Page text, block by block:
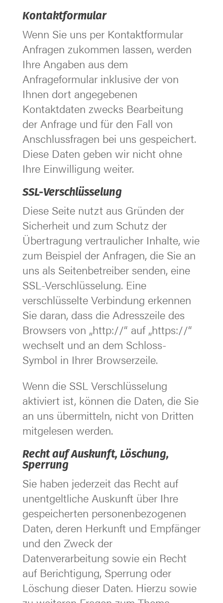
Kontaktformular
Wenn Sie uns per Kontaktformular
Anfragen zukommen lassen, werden
Ihre Angaben aus dem
Anfrageformular inklusive der von
Ihnen dort angegebenen
Kontaktdaten zwecks Bearbeitung
der Anfrage und für den Fall von
Anschlussfragen bei uns gespeichert.
Diese Daten geben wir nicht ohne
Ihre Einwilligung weiter.
SSL-Verschlüsselung
Diese Seite nutzt aus Gründen der
Sicherheit und zum Schutz der
Übertragung vertraulicher Inhalte, wie
zum Beispiel der Anfragen, die Sie an
uns als Seitenbetreiber senden, eine
SSL-Verschlüsselung. Eine
verschlüsselte Verbindung erkennen
Sie daran, dass die Adresszeile des
Browsers von „http://“ auf „https://“
wechselt und an dem Schloss-
Symbol in Ihrer Browserzeile.
Wenn die SSL Verschlüsselung
aktiviert ist, können die Daten, die Sie
an uns übermitteln, nicht von Dritten
mitgelesen werden.
Recht auf Auskunft, Löschung,
Sperrung
Sie haben jederzeit das Recht auf
unentgeltliche Auskunft über Ihre
gespeicherten personenbezogenen
Daten, deren Herkunft und Empfänger
und den Zweck der
Datenverarbeitung sowie ein Recht
auf Berichtigung, Sperrung oder
Löschung dieser Daten. Hierzu sowie